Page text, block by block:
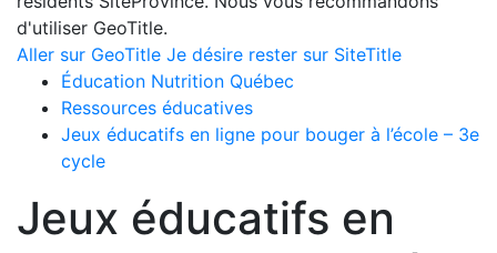
d'utiliser GeoTitle.
Aller sur GeoTitle Je désire rester sur SiteTitle
Éducation Nutrition Québec
Ressources éducatives
Jeux éducatifs en ligne pour bouger à l’école – 3e
cycle
Jeux éducatifs en